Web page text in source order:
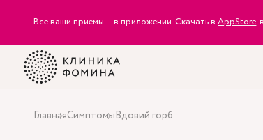
Все ваши приемы — в приложении. Скачать в AppStore, в
ГлавнаяСимптомыВдовий горб